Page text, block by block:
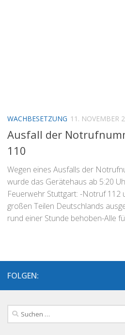
WACHBESETZUNG 11. NOVEMBER
Ausfall der
110
Wegen eines Ausfalls der
wurde das Gerätehaus ab 5:20
Feuerwehr Stuttgart: -Notruf 112
großen Teilen Deutschlands
rund einer Stunde behoben-Alle
FOLGEN:
Suchen
nach: